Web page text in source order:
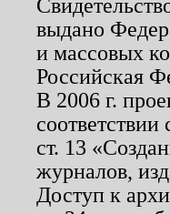
выдано
и массовых
Российская
В 2006 г.
соответствии
ст. 13
журналов,
Доступ к